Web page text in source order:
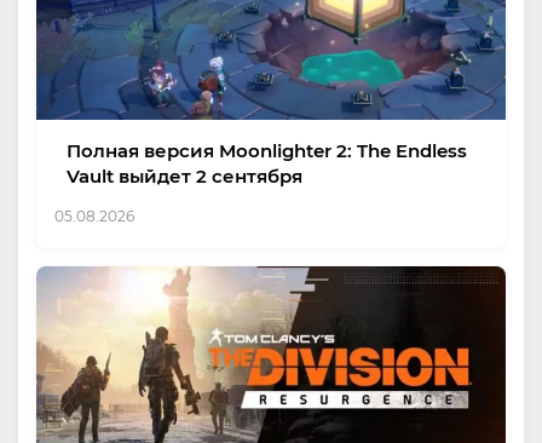
Полная версия Moonlighter 2: The Endless
Vault выйдет 2 сентября
05.08.2026